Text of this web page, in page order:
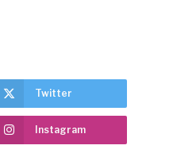
Twitter
Instagram